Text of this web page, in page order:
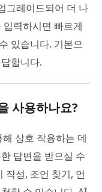
그레이드되어 더 나
력하시면 빠르게
있습니다. 기본으
합니다.
사용하나요?
상호 작용하는 데
답변을 받으실 수
작성, 조언 찾기, 언